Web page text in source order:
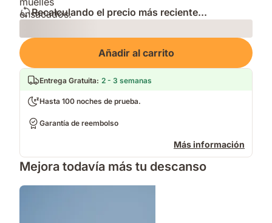
Recalculando el precio más reciente...
Loading
Añadir al carrito
Entrega Gratuita: 2 - 3 semanas
Hasta 100 noches de prueba.
Garantía de reembolso
Más información
Mejora todavía más tu descanso